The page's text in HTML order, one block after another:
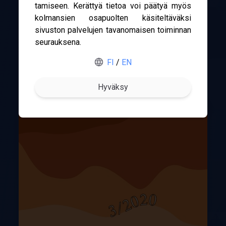
Gofore
Nokia
ta­mi­seen. Kerät­tyä tie­toa voi pää­tyä myös
kol­man­sien osa­puol­ten käsi­tel­tä­väksi
sivus­ton pal­ve­lu­jen tavan­omai­sen toi­min­nan
seu­rauk­sena.
FI / EN